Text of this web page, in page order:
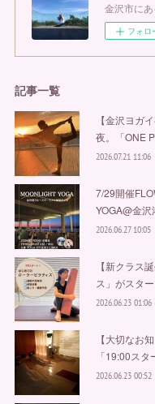
金沢市に
フォロ
記事一覧
【金沢ヨガ
夜。「ONE
2026.07.21 11:06
7/29開催
YOGA@金
2026.06.27 10:05
【新クラス
ス」がスタ
2026.06.23 01:06
【大切なお
「19:00ス
2026.06.23 00:52